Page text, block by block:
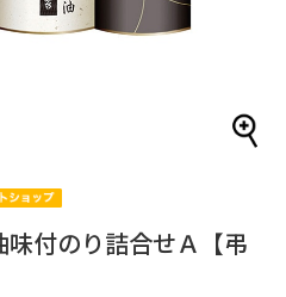
付のり詰合せＡ【弔